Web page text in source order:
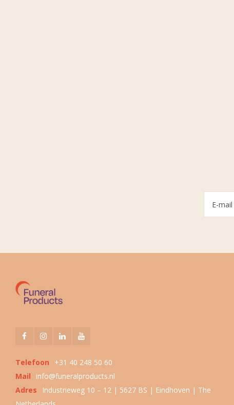
Telefoon
+31 40 248 50 60
Mail
info@funeralproducts.nl
Adres
Industrieweg 10 – 12 | 5627 BS | Eindhoven | The